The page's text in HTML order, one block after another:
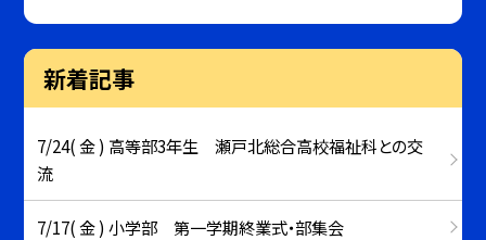
新着記事
7/24( 金 ) 高等部3年生 瀬戸北総合高校福祉科との交
流
7/17( 金 ) 小学部 第一学期終業式・部集会